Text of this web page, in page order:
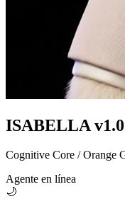
ISABELLA v1.0
Cognitive Core / Orange
Agente en línea
🌙